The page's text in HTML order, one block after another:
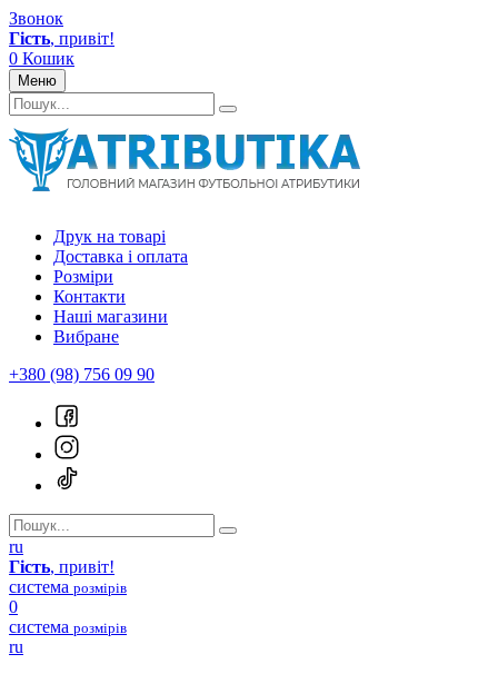
Звонок
Гість, привіт!
0 Кошик
Меню
Друк на товарі
Доставка і оплата
Розміри
Контакти
Наші магазини
Вибране
+380 (98) 756 09 90
ru
Гість, привіт!
система розмірів
0
система розмірів
ru